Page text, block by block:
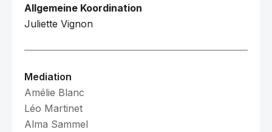
Allgemeine Koordination
Juliette Vignon
Mediation
Amélie Blanc
Léo Martinet
Alma Sammel